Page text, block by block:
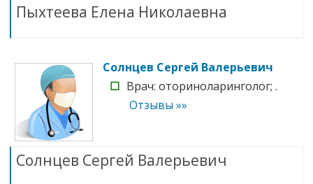
Пыхтеева Елена Николаевна
Солнцев Сергей Валерьевич
☐ Врач: оториноларинголог; .
Отзывы »»
Солнцев Сергей Валерьевич